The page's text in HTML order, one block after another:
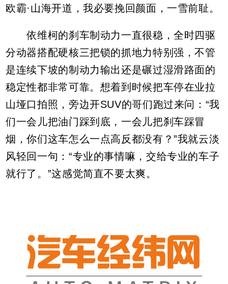
欧霸·山海开道，我必要挽回颜面，一雪前耻。
依维柯的刹车制动力一直很稳，全时四驱
分动器搭配硬核三把锁的抓地力特别强，不管
是连续下坡的制动力输出还是碾过湿滑路面的
稳定性都非常可靠。想着到时候把车停在业拉
山垭口拍照，旁边开SUV的哥们跑过来问：“我
们一会儿把油门踩到底，一会儿把刹车踩冒
烟，你们这车怎么一点高反都没有？”我就云淡
风轻回一句：“专业的事情嘛，交给专业的车子
就行了。”这感觉简直不要太爽。